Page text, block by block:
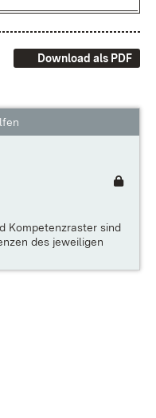
Download als PDF
Kompetenzraster sind
des jeweiligen